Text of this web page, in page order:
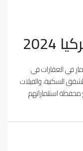
في العقارات في
السكنية، والفيلات
محفظة استثماراتهم